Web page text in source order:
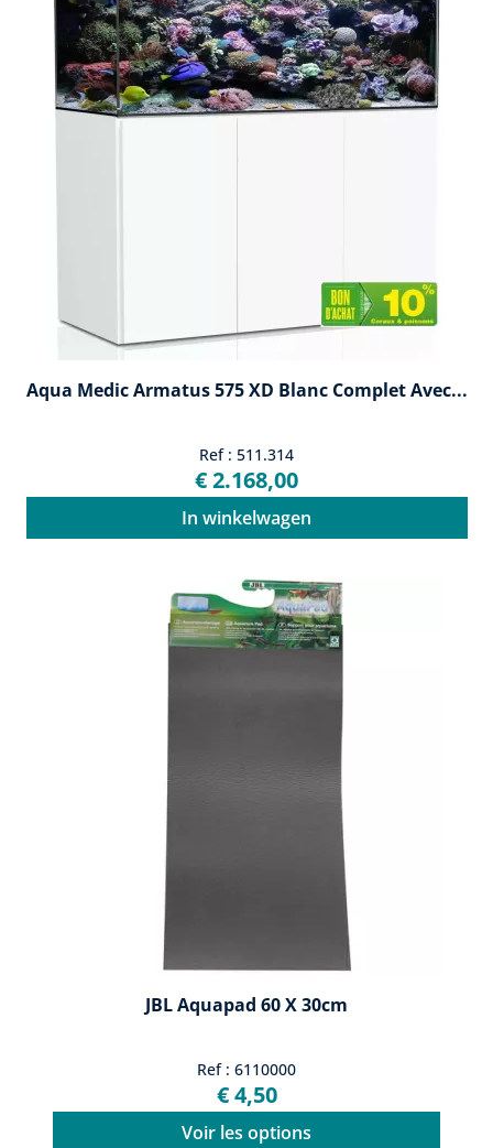
Aqua Medic Armatus 575 XD Blanc Complet Avec...
Ref : 511.314
€ 2.168,00
In winkelwagen
JBL Aquapad 60 X 30cm
Ref : 6110000
€ 4,50
Voir les options